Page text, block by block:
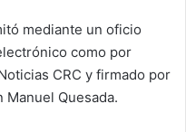
mediante un oficio
como por
CRC y firmado por
Quesada.